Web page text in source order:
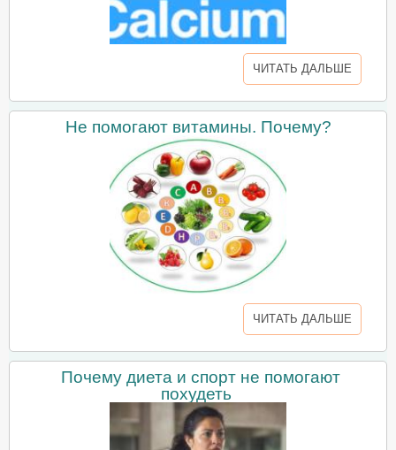
ЧИТАТЬ ДАЛЬШЕ
Не помогают витамины. Почему?
ЧИТАТЬ ДАЛЬШЕ
Почему диета и спорт не помогают
похудеть